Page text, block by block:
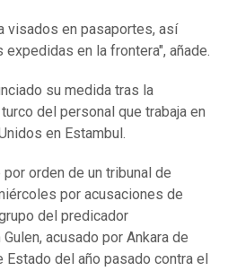
visados en pasaportes, así
en la frontera", añade.
su medida tras la
del personal que trabaja en
en Estambul.
orden de un tribunal de
por acusaciones de
del predicador
acusado por Ankara de
del año pasado contra el